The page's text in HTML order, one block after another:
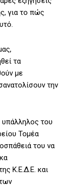
για το πώς
τα
με
την
υπάλληλος του
Τομέα
του να
Κ.Ε.Δ.Ε. και